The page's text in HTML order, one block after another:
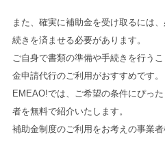
また、確実に補助金を受け取るには
続きを済ませる必要があります。
ご自身で書類の準備や手続きを行う
金申請代行のご利用がおすすめです。
EMEAO!では、ご希望の条件にぴっ
者を無料で紹介いたします。
補助金制度のご利用をお考えの事業